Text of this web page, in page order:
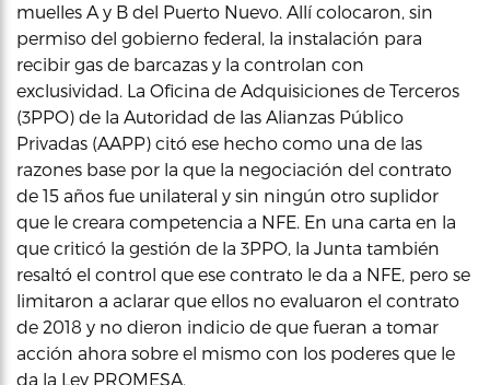
muelles A y B del Puerto Nuevo. Allí colocaron, sin
permiso del gobierno federal, la instalación para
recibir gas de barcazas y la controlan con
exclusividad. La Oficina de Adquisiciones de Terceros
(3PPO) de la Autoridad de las Alianzas Público
Privadas (AAPP) citó ese hecho como una de las
razones base por la que la negociación del contrato
de 15 años fue unilateral y sin ningún otro suplidor
que le creara competencia a NFE. En una carta en la
que criticó la gestión de la 3PPO, la Junta también
resaltó el control que ese contrato le da a NFE, pero se
limitaron a aclarar que ellos no evaluaron el contrato
de 2018 y no dieron indicio de que fueran a tomar
acción ahora sobre el mismo con los poderes que le
da la Ley PROMESA.